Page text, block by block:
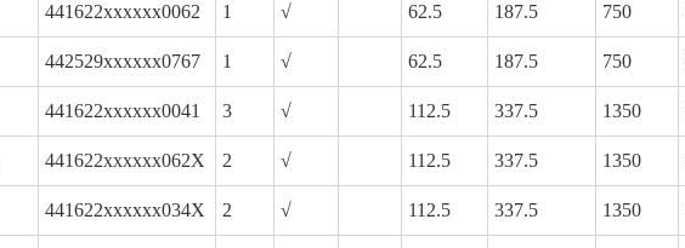
441622xxxxxx0062 1 √ 62.5 187.5 750
442529xxxxxx0767 1 √ 62.5 187.5 750
441622xxxxxx0041 3 √ 112.5 337.5 1350
441622xxxxxx062X 2 √ 112.5 337.5 1350
441622xxxxxx034X 2 √ 112.5 337.5 1350